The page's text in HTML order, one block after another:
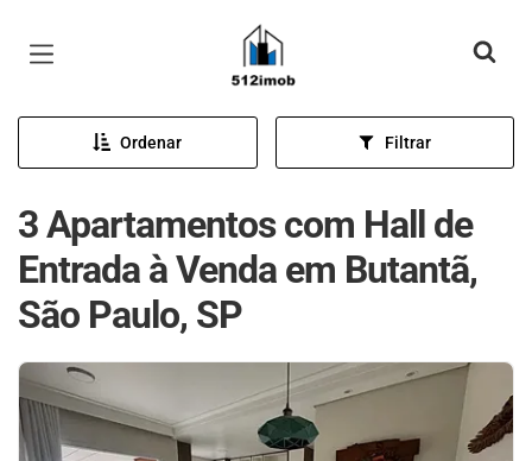
Página inicial
Ordenar Filtrar
3 Apartamentos com Hall de
Entrada à Venda em Butantã,
São Paulo, SP